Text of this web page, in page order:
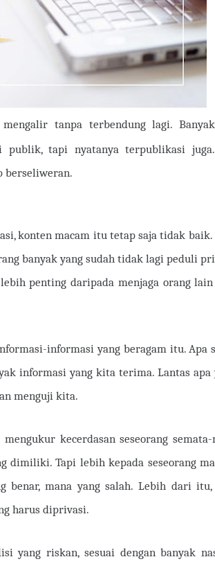
tanpa terbendung lagi.
publik, tapi nyatanya terpublikasi
berseliweran.
konten macam itu tetap saja tidak baik.
banyak yang sudah tidak lagi peduli
penting daripada menjaga orang
informasi yang beragam itu. Apa
informasi yang kita terima. Lantas apa
menguji kita.
kecerdasan seseorang semata-
dimiliki. Tapi lebih kepada seseorang
benar, mana yang salah. Lebih dari itu,
harus diprivasi.
yang riskan, sesuai dengan banyak